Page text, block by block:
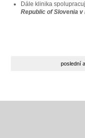
Dále klinika
Republic of Slovenia
poslední